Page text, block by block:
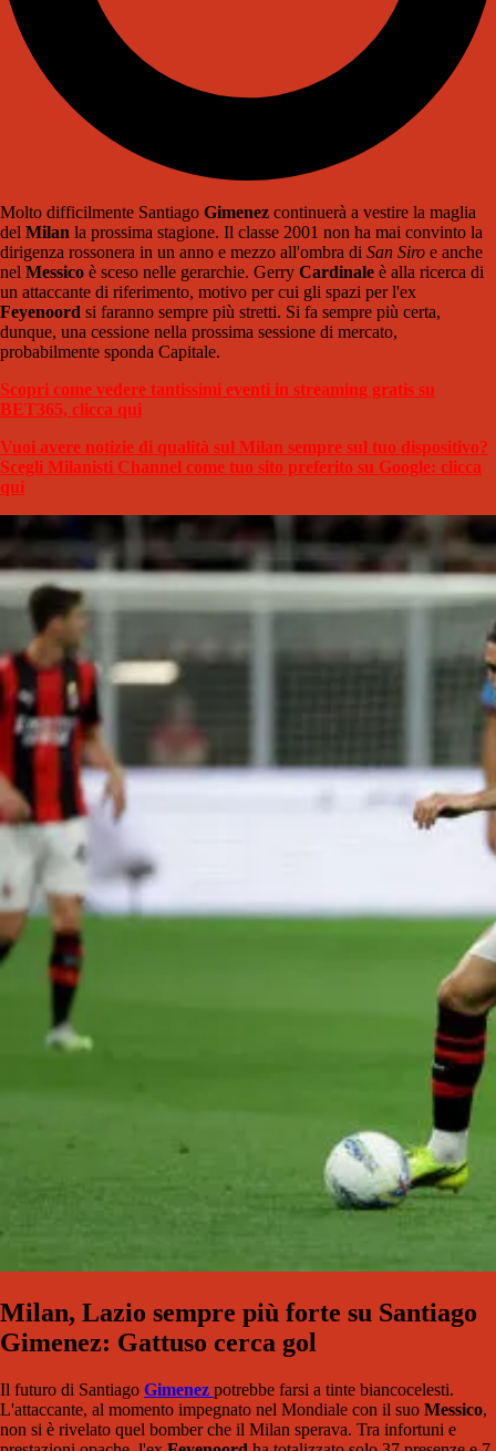
Molto difficilmente Santiago Gimenez continuerà a vestire la maglia
del Milan la prossima stagione. Il classe 2001 non ha mai convinto la
dirigenza rossonera in un anno e mezzo all'ombra di San Siro e anche
nel Messico è sceso nelle gerarchie. Gerry Cardinale è alla ricerca di
un attaccante di riferimento, motivo per cui gli spazi per l'ex
Feyenoord si faranno sempre più stretti. Si fa sempre più certa,
dunque, una cessione nella prossima sessione di mercato,
probabilmente sponda Capitale.
Scopri come vedere tantissimi eventi in streaming gratis su
BET365, clicca qui
Vuoi avere notizie di qualità sul Milan sempre sul tuo dispositivo?
Scegli Milanisti Channel come tuo sito preferito su Google: clicca
qui
Milan, Lazio sempre più forte su Santiago
Gimenez: Gattuso cerca gol
Il futuro di Santiago Gimenez potrebbe farsi a tinte biancocelesti.
L'attaccante, al momento impegnato nel Mondiale con il suo Messico,
non si è rivelato quel bomber che il Milan sperava. Tra infortuni e